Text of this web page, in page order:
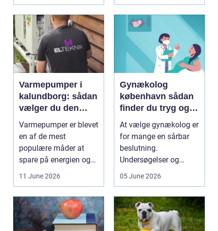
Varmepumper i
kalundborg: sådan
vælger du den
rigtige løsning
Varmepumper er blevet
en af de mest
populære måder at
spare på energien og
få et bedre indeklima
11 June 2026
Gynækolog
københavn sådan
finder du tryg og
professionel hjælp
At vælge gynækolog er
for mange en sårbar
beslutning.
Undersøgelser og
behandlinger foregår i
05 June 2026